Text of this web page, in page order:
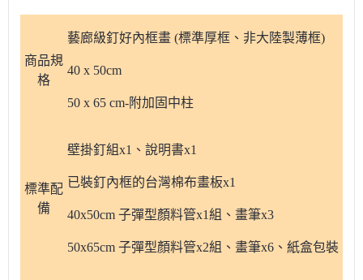
商品規
格
藝廊級釘好內框畫 (標準厚框、非大陸製薄框)
40 x 50cm
50 x 65 cm-附加固中柱
標準配
備
壁掛釘組x1、說明書x1
已裝釘內框的台灣棉布畫板x1
40x50cm 子彈型顏料管x1組、畫筆x3
50x65cm 子彈型顏料管x2組、畫筆x6、紙盒包裝